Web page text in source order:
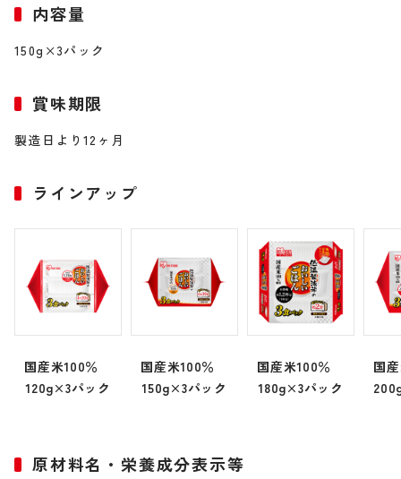
内容量
150g×3パック
賞味期限
製造日より12ヶ月
ラインアップ
国産米100％
120g×3パック
国産米100％
150g×3パック
国産米100％
180g×3パック
国
原材料名・栄養成分表示等